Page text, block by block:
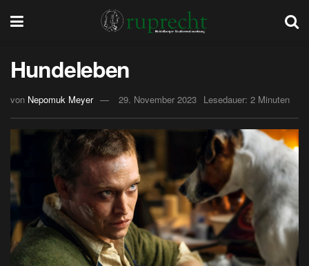
Hundeleben
von Nepomuk Meyer 29. November 2023 Lesedauer: 2 Minuten